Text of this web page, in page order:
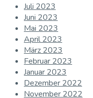
Juli 2023
Juni 2023
Mai 2023
April 2023
März 2023
Februar 2023
Januar 2023
Dezember 2022
November 2022